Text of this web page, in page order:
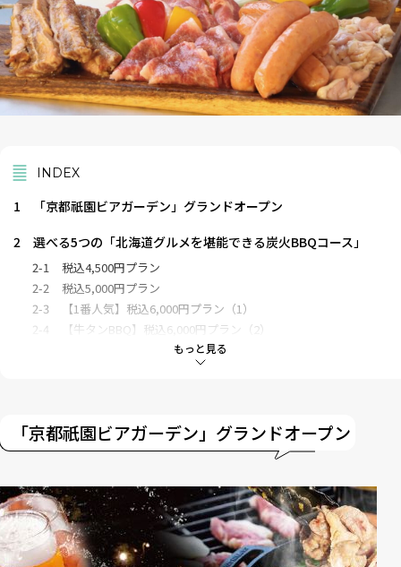
もっと見る
INDEX
1
「京都祇園ビアガーデン」グランドオープン
2
選べる5つの「北海道グルメを堪能できる炭火BBQコース」
2-1
税込4,500円プラン
2-2
税込5,000円プラン
2-3
【1番人気】税込6,000円プラン（1）
2-4
【牛タンBBQ】税込6,000円プラン（2）
【期間限定】お得なオープニングキャンペーンも！
「京都祇園ビアガーデン」グランドオープン